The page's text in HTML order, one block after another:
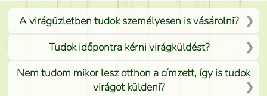
A virágüzletben tudok személyesen is vásárolni?
Tudok időpontra kérni virágküldést?
Nem tudom mikor lesz otthon a címzett, így is tudok
virágot küldeni?